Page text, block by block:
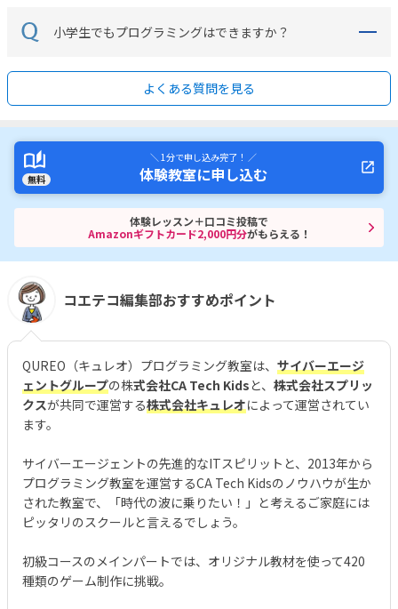
小学生でもプログラミングはできますか？
よくある質問を見る
無料
＼ 1分で申し込み完了！ ／
体験教室に申し込む
体験レッスン＋口コミ投稿で
Amazonギフトカード2,000円分がもらえる！
コエテコ編集部おすすめポイント
QUREO（キュレオ）プログラミング教室は、 サイバーエージ
ェントグループの株式会社CA Tech Kids と、 株式会社スプリッ
クスが共同で運営する株式会社キュレオによって運営されてい
ます。
サイバーエージェントの先進的なITスピリットと、2013年から
プログラミング教室を運営するCA Tech Kidsのノウハウが生か
された教室で、「時代の波に乗りたい！」と考えるご家庭には
ピッタリのスクールと言えるでしょう。
初級コースのメインパートでは、オリジナル教材を使って420
種類のゲーム制作に挑戦。